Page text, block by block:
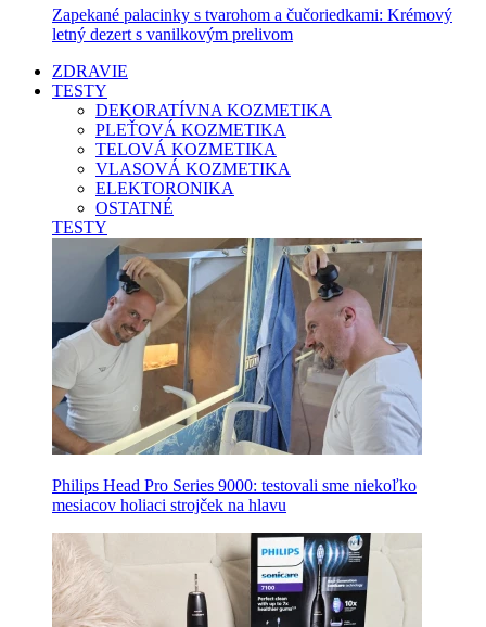
Zapekané palacinky s tvarohom a čučoriedkami: Krémový
letný dezert s vanilkovým prelivom
ZDRAVIE
TESTY
DEKORATÍVNA KOZMETIKA
PLEŤOVÁ KOZMETIKA
TELOVÁ KOZMETIKA
VLASOVÁ KOZMETIKA
ELEKTORONIKA
OSTATNÉ
TESTY
Philips Head Pro Series 9000: testovali sme niekoľko
mesiacov holiaci strojček na hlavu